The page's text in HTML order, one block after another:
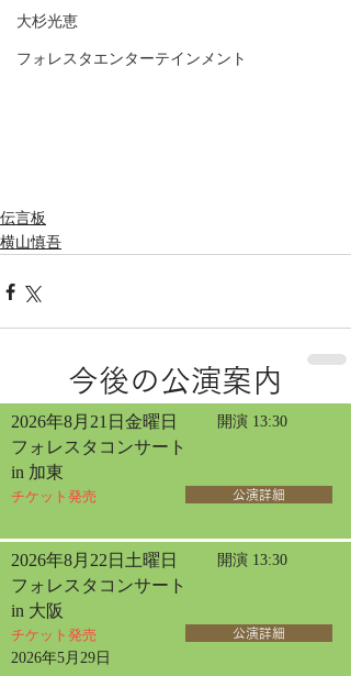
大杉光恵
フォレスタエンターテインメント
伝言板
横山慎吾
今後の公演案内
2026年8月21日金曜日 開演 13:30
フォレスタコンサート
in 加東
チケット発売 公演詳細
2026年8月22日土曜日 開演 13:30
フォレスタコンサート
in 大阪
チケット発売
2026年5月29日
公演詳細